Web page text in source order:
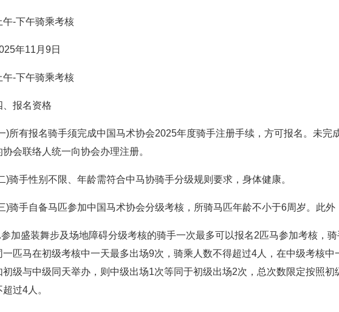
午-下午骑乘考核
年11月9日
午-下午骑乘考核
、报名资格
)所有报名骑手须完成中国马术协会2025年度骑手注册手续，方可报名。未完
协会联络人统一向协会办理注册。
)骑手性别不限、年龄需符合中马协骑手分级规则要求，身体健康。
)骑手自备马匹参加中国马术协会分级考核，所骑马匹年龄不小于6周岁。此外
加盛装舞步及场地障碍分级考核的骑手一次最多可以报名2匹马参加考核，
一匹马在初级考核中一天最多出场9次，骑乘人数不得超过4人，在中级考核
初级与中级同天举办，则中级出场1次等同于初级出场2次，总次数限定按照
过4人。